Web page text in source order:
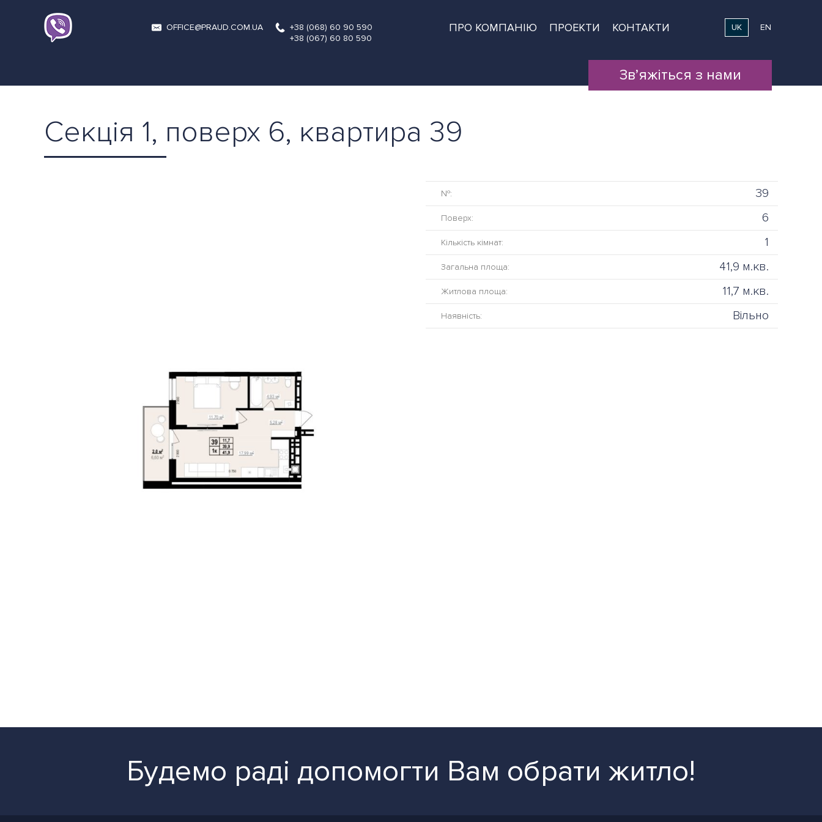
UK EN
OFFICE@PRAUD.COM.UA
+38 (068) 60 90 590
+38 (067) 60 80 590
ПРО КОМПАНІЮ ПРОЕКТИ КОНТАКТИ
Зв’яжіться з нами
Секція 1, поверх 6, квартира 39
№: 39
Поверх: 6
Кількість кімнат: 1
Загальна площа: 41,9 м.кв.
Житлова площа: 11,7 м.кв.
Наявність: Вільно
Будемо раді допомогти Вам обрати житло!